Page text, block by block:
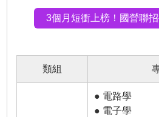
3個月短衝上榜！國營聯
類組
● 電路學
● 電子學